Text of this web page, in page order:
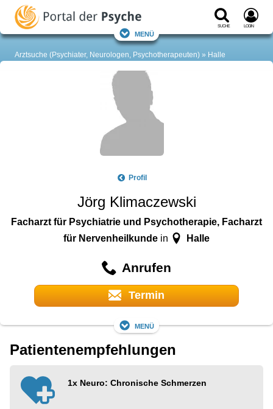
Suche Login
Menü
Arztsuche (Psychiater, Neurologen, Psychotherapeuten) Halle
Profil
Jörg Klimaczewski
Facharzt für Psychiatrie und Psychotherapie, Facharzt
für Nervenheilkunde in Halle
Anrufen
Termin
Menü
Patientenempfehlungen
1x Neuro: Chronische Schmerzen